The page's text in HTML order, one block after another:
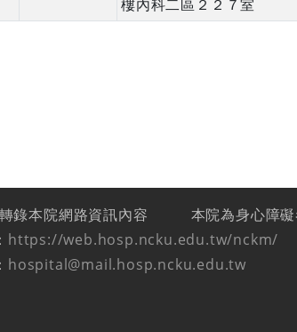
樓內科二區２２７室
錄本院網路資訊內容
本院為身心障
https://web.hosp.ncku.edu.tw/nckm/
hospital@mail.hosp.ncku.edu.tw